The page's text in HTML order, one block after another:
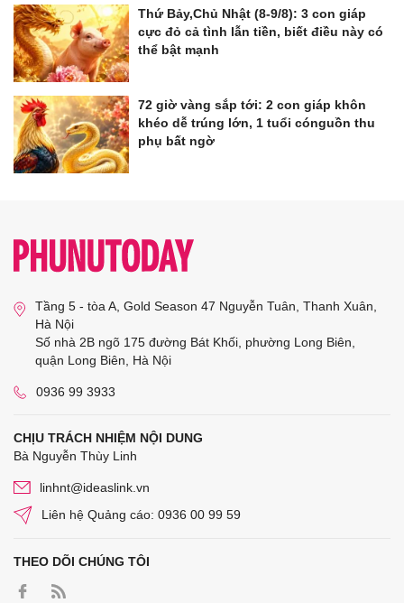
Thứ Bảy,Chủ Nhật (8-9/8): 3 con giáp
cực đỏ cả tình lẫn tiền, biết điều này có
thể bật mạnh
72 giờ vàng sắp tới: 2 con giáp khôn
khéo dễ trúng lớn, 1 tuổi cónguồn thu
phụ bất ngờ
Tầng 5 - tòa A, Gold Season 47 Nguyễn Tuân, Thanh Xuân,
Hà Nội
Số nhà 2B ngõ 175 đường Bát Khối, phường Long Biên,
quận Long Biên, Hà Nội
0936 99 3933
CHỊU TRÁCH NHIỆM NỘI DUNG
Bà Nguyễn Thùy Linh
linhnt@ideaslink.vn
Liên hệ Quảng cáo: 0936 00 99 59
THEO DÕI CHÚNG TÔI